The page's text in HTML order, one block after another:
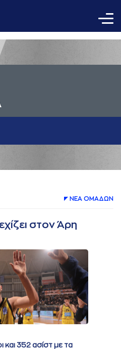
ΝΕA ΟΜAΔΩΝ
στον Άρη
και 352 ασίστ με τα